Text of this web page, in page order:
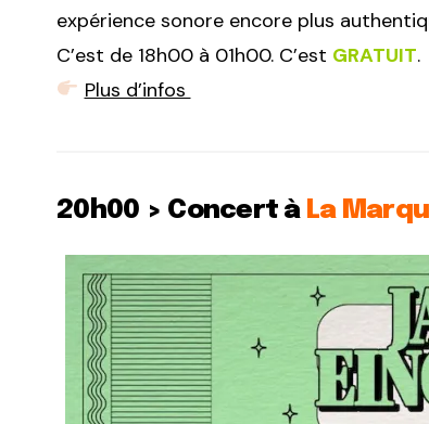
expérience sonore encore plus
C’est de 18h00 à 01h00. C’est GRATUIT.
Plus d’infos
20h00 > Concert à La